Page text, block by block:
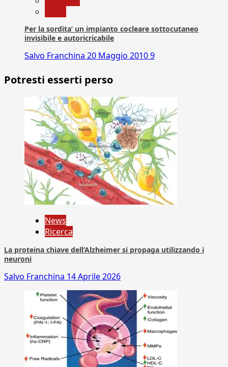
Per la sordita’ un impianto cocleare sottocutaneo
invisibile e autoricricabile
Salvo Franchina 20 Maggio 20109
Potresti esserti perso
News
Ricerca
La proteina chiave dell’Alzheimer si propaga utilizzando i
neuroni
Salvo Franchina 14 Aprile 2026